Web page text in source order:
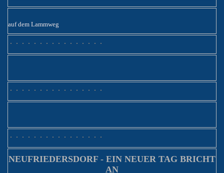
auf dem Lammweg
NEUFRIEDERSDORF - EIN NEUER TAG BRICHT
AN